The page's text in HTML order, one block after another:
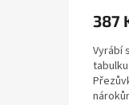
387
Vyrábí